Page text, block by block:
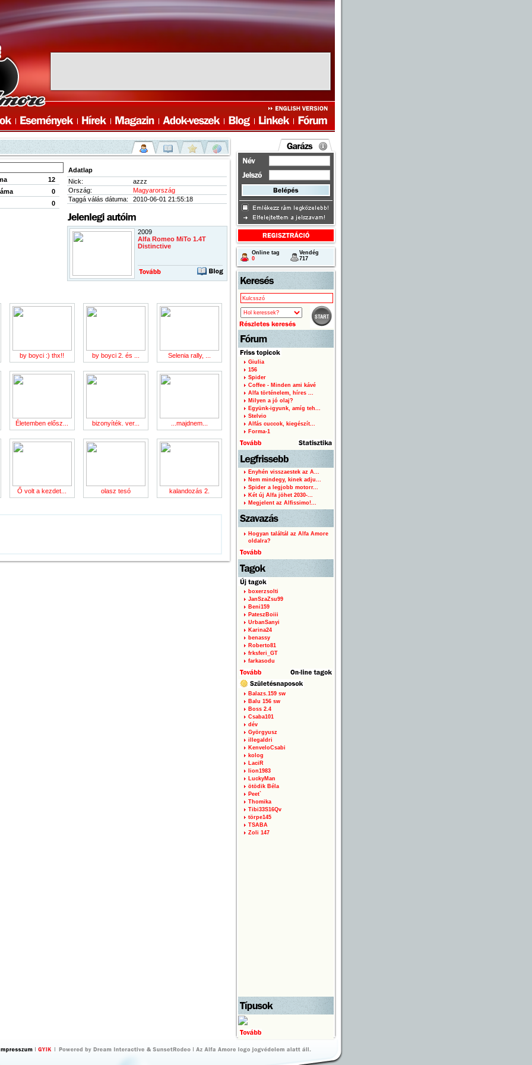
12
0
0
Adatlap
Nick:
azzz
Ország:
Magyarország
Taggá válás dátuma:
2010-06-01 21:55:18
2009
Alfa Romeo MiTo 1.4T
Distinctive
by boyci :) thx!! by boyci 2. és ... Selenia rally, ...
Életemben elősz... bizonyíték. ver... ...majdnem...
Ő volt a kezdet... olasz tesó kalandozás 2.
Online tag
0
Vendég
717
Giulia
156
Spider
Coffee - Minden ami kávé
Alfa történelem, híres ...
Milyen a jó olaj?
Együnk-igyunk, amíg teh...
Stelvio
Alfás cuccok, kiegészít...
Forma-1
Enyhén visszaestek az A...
Nem mindegy, kinek adju...
Spider a legjobb motorr...
Két új Alfa jöhet 2030-...
Megjelent az Alfissimo!...
Hogyan találtál az Alfa Amore
oldalra?
boxerzsolti
JanSzaZsu99
Beni159
PateszBoiii
UrbanSanyi
Karina24
benassy
Roberto81
frksferi_GT
farkasodu
Balazs.159 sw
Balu 156 sw
Boss 2.4
Csaba101
dév
Györgyusz
illegaldri
KenveloCsabi
kolog
LaciR
lion1983
LuckyMan
ötödik Béla
Peet`
Thomika
Tibi33S16Qv
törpe145
TSABA
Zoli 147